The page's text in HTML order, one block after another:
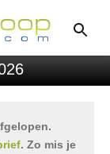
. Zo mis je